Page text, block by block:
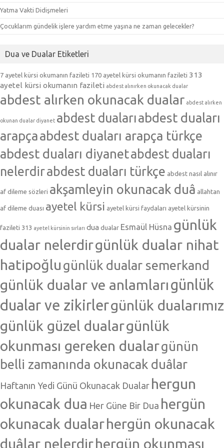
Yatma Vakti Didişmeleri
Çocuklarım gündelik işlere yardım etme yaşına ne zaman gelecekler?
Dua ve Dualar Etiketleri
7 ayetel kürsi okumanın fazileti 170 ayetel kürsi okumanın fazileti 313
ayetel kürsi okumanın fazileti abdest alınırken okunacak dualar
abdest alırken okunacak dualar abdest alırken
okunan dualar diyanet abdest dualarıabdest duaları
arapçaabdest duaları arapça türkçe
abdest duaları diyanetabdest duaları
nelerdirabdest duaları türkçe abdest nasıl alınır
af dileme sözleri akşamleyin okunacak duâ allahtan
af dileme duası ayetel kürsi ayetel kürsi faydaları ayetel kürsinin
fazileti 313 ayetel kürsinin sırları dua dualar Esmaül Hüsna günlük
dualar nelerdirgünlük dualar nihat
hatipoğlu günlük dualar semerkand
günlük dualar ve anlamlarıgünlük
dualar ve zikirlergünlük dualarımız
günlük güzel dualargünlük
okunması gereken dualargünün
belli zamanında okunacak duâlar
Haftanın Yedi Günü Okunacak Dualar hergun
okunacak dua Her Güne Bir Dua hergün
okunacak dualarhergün okunacak
duâlar nelerdirhergün okunması